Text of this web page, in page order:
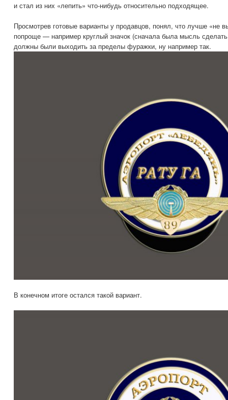
и стал из них «лепить» что-нибудь относительно подходящее.
Просмотрев готовые варианты у продавцов, понял, что лучше «не
попроще — например круглый значок (сначала была мысль
должны были выходить за пределы фуражки, ну например так.
В конечном итоге остался такой вариант.